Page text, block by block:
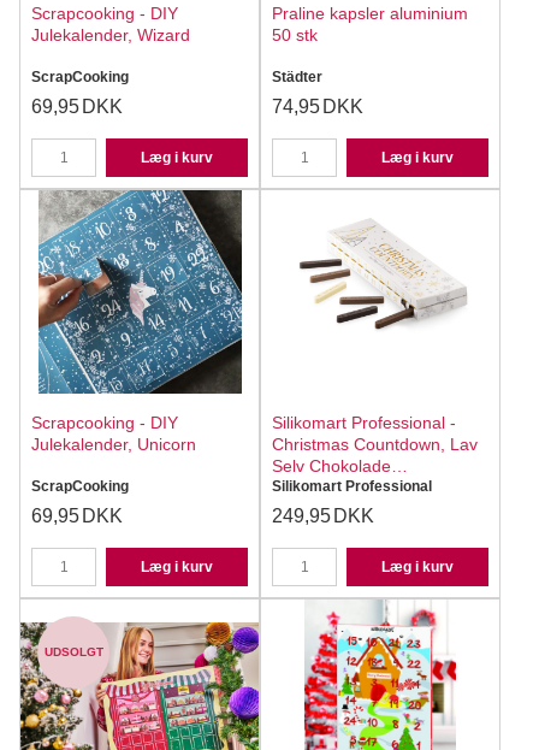
Scrapcooking - DIY
Julekalender, Wizard
ScrapCooking
69,95 DKK
Læg i kurv
Praline kapsler aluminium
50 stk
Städter
74,95 DKK
Læg i kurv
Scrapcooking - DIY
Julekalender, Unicorn
ScrapCooking
69,95 DKK
Læg i kurv
Silikomart Professional -
Christmas Countdown, Lav
Selv Chokolade
Julekalender
Silikomart Professional
249,95 DKK
Læg i kurv
UDSOLGT